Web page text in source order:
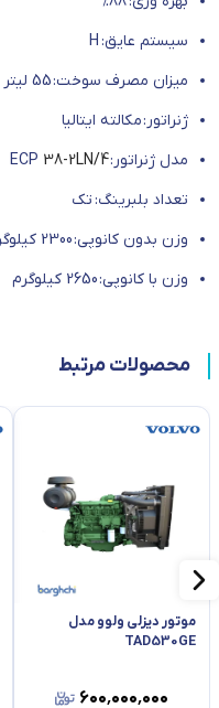
سیستم عایق: H
میزان مصرف سوخت: 55 لیتر بر ساعت
ژنراتور: مکالته ایتالیا
مدل ژنراتور: ECP38-2LN/4
تعداد بلبرینگ: تک
وزن بدون کانوپی: 2300 کیلوگرم
وزن با کانوپی: 2650 کیلوگرم
محصولات مرتبط
موتور دیزلی ولوو مدل
TAD530GE
۶۰۰٬۰۰۰٬۰۰۰